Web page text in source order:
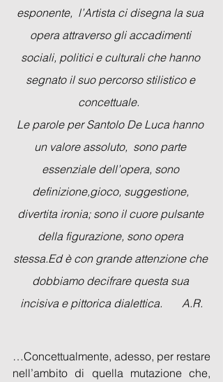
esponente,  l’Artista ci disegna la sua
opera attraverso gli accadimenti
sociali, politici e culturali che hanno
segnato il suo percorso stilistico e
concettuale.
Le parole per Santolo De Luca hanno
un valore assoluto,  sono parte
essenziale dell’opera, sono
definizione,gioco, suggestione,
divertita ironia; sono il cuore pulsante
della figurazione, sono opera
stessa.Ed è con grande attenzione che
dobbiamo decifrare questa sua
incisiva e pittorica dialettica.       A.R.
…Concettualmente, adesso, per restare
nell’ambito di quella mutazione che,